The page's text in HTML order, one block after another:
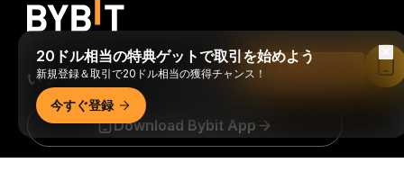
いつでもどこでも、自由に取引可能！
Download Bybit App
20ドル相当の特典ゲットで取引を始めよう
新規登録＆取引で20ドル相当の獲得チャンス！
今すぐ登録
Bybitアプリで読む